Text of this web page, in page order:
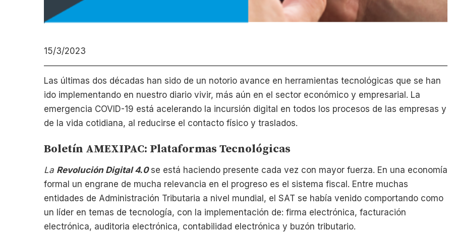
15/3/2023
Las últimas dos décadas han sido de un notorio avance en herramientas tecnológicas que se han
ido implementando en nuestro diario vivir, más aún en el sector económico y empresarial. La
emergencia COVID-19 está acelerando la incursión digital en todos los procesos de las empresas y
de la vida cotidiana, al reducirse el contacto físico y traslados.
Boletín AMEXIPAC: Plataformas Tecnológicas
La Revolución Digital 4.0 se está haciendo presente cada vez con mayor fuerza. En una economía
formal un engrane de mucha relevancia en el progreso es el sistema fiscal. Entre muchas
entidades de Administración Tributaria a nivel mundial, el SAT se había venido comportando como
un líder en temas de tecnología, con la implementación de: firma electrónica, facturación
electrónica, auditoria electrónica, contabilidad electrónica y buzón tributario.